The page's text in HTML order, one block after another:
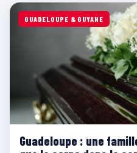
GUADELOUPE & GUYANE
Guadeloupe : une